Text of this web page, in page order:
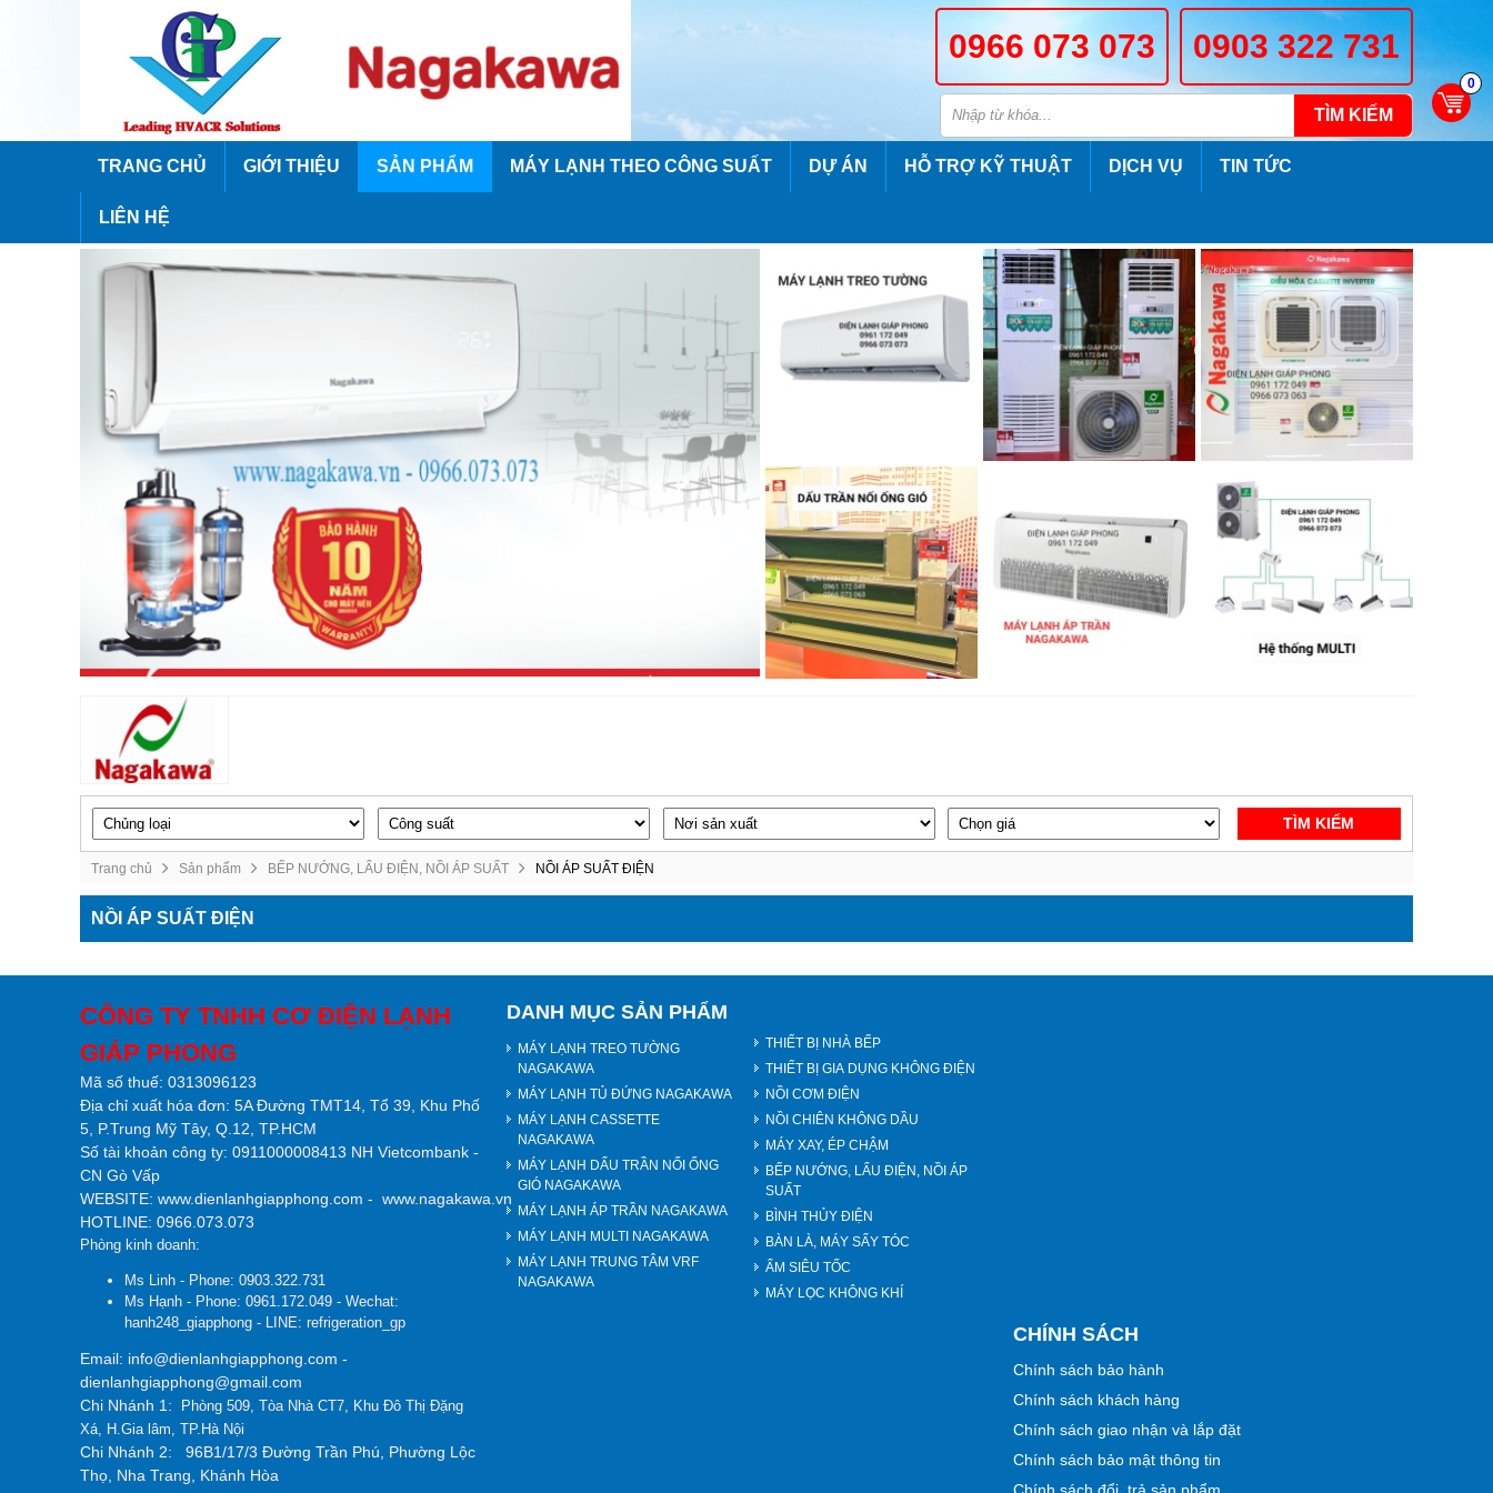
0
0966 073 073 0903 322 731
TÌM KIẾM
TRANG CHỦ GIỚI THIỆU SẢN PHẨM MÁY LẠNH THEO CÔNG SUẤT DỰ ÁN HỖ TRỢ KỸ THUẬT DỊCH VỤ TIN TỨC
LIÊN HỆ
TÌM KIẾM
Trang chủ Sản phẩm BẾP NƯỚNG, LẨU ĐIỆN, NỒI ÁP SUẤT NỒI ÁP SUẤT ĐIỆN
NỒI ÁP SUẤT ĐIỆN
CÔNG TY TNHH CƠ ĐIỆN LẠNH
GIÁP PHONG
Mã số thuế: 0313096123
Địa chỉ xuất hóa đơn: 5A Đường TMT14, Tổ 39, Khu Phố
5, P.Trung Mỹ Tây, Q.12, TP.HCM
Số tài khoản công ty: 0911000008413 NH Vietcombank -
CN Gò Vấp
WEBSITE: www.dienlanhgiapphong.com - www.nagakawa.vn
HOTLINE: 0966.073.073
Phòng kinh doanh:
Ms Linh - Phone: 0903.322.731
Ms Hạnh - Phone: 0961.172.049 - Wechat:
hanh248_giapphong - LINE: refrigeration_gp
Email: info@dienlanhgiapphong.com -
dienlanhgiapphong@gmail.com
Chi Nhánh 1:
Phòng 509, Tòa Nhà CT7, Khu Đô Thị Đặng
Xá, H.Gia lâm, TP.Hà Nội
Chi Nhánh 2:
96B1/17/3 Đường Trần Phú, Phường Lộc
Thọ, Nha Trang, Khánh Hòa
DANH MỤC SẢN PHẨM
MÁY LẠNH TREO TƯỜNG
NAGAKAWA
MÁY LẠNH TỦ ĐỨNG NAGAKAWA
MÁY LẠNH CASSETTE
NAGAKAWA
MÁY LẠNH DẤU TRẦN NỐI ỐNG
GIÓ NAGAKAWA
MÁY LẠNH ÁP TRẦN NAGAKAWA
MÁY LẠNH MULTI NAGAKAWA
MÁY LẠNH TRUNG TÂM VRF
NAGAKAWA
THIẾT BỊ NHÀ BẾP
THIẾT BỊ GIA DỤNG KHÔNG ĐIỆN
NỒI CƠM ĐIỆN
NỒI CHIÊN KHÔNG DẦU
MÁY XAY, ÉP CHẬM
BẾP NƯỚNG, LẨU ĐIỆN, NỒI ÁP
SUẤT
BÌNH THỦY ĐIỆN
BÀN LÀ, MÁY SẤY TÓC
ẤM SIÊU TỐC
MÁY LỌC KHÔNG KHÍ
CHÍNH SÁCH
Chính sách bảo hành
Chính sách khách hàng
Chính sách giao nhận và lắp đặt
Chính sách bảo mật thông tin